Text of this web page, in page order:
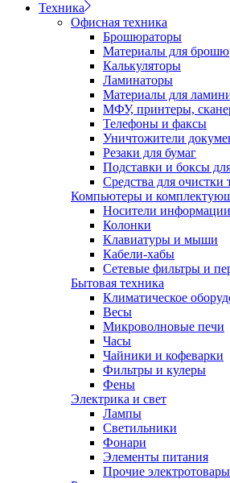
Техника
Офисная техника
Брошюраторы
Материалы для
Калькуляторы
Ламинаторы
Материалы для
МФУ, принтеры,
Телефоны и факсы
Уничтожители
Резаки для бумаг
Подставки и боксы
Средства для очистки
Компьютеры и
Носители информации
Колонки
Клавиатуры и мыши
Кабели-хабы
Сетевые фильтры и
Бытовая техника
Климатическое
Весы
Микроволновые печи
Часы
Чайники и кофеварки
Фильтры и кулеры
Фены
Электрика и свет
Лампы
Светильники
Фонари
Элементы питания
Прочие электротовары